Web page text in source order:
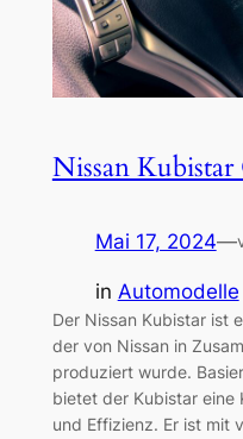
Nissan
Mai 17, 2024—
in Automodelle
Der Nissan Kubistar ist
der von Nissan in
produziert wurde.
bietet der Kubistar eine
und Effizienz. Er ist mit